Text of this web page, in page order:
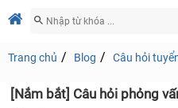
Trang chủ Blog Câu hỏi
[Nắm bắt] Câu hỏi phỏng